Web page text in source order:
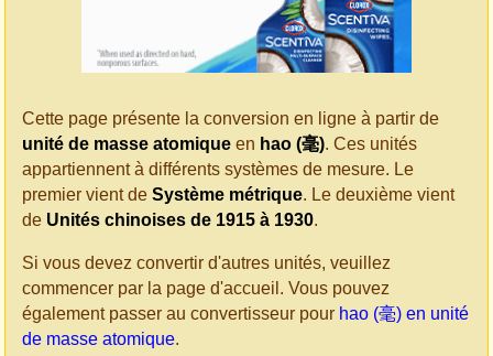
Cette page présente la conversion en ligne à partir de
unité de masse atomique en hao (毫). Ces unités
appartiennent à différents systèmes de mesure. Le
premier vient de Système métrique. Le deuxième vient
de Unités chinoises de 1915 à 1930.
Si vous devez convertir d'autres unités, veuillez
commencer par la page d'accueil. Vous pouvez
également passer au convertisseur pour hao (毫) en unité
de masse atomique.